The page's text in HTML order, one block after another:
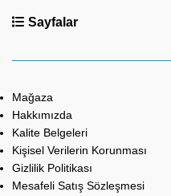
Sayfalar
Mağaza
Hakkımızda
Kalite Belgeleri
Kişisel Verilerin Korunması
Gizlilik Politikası
Mesafeli Satış Sözleşmesi